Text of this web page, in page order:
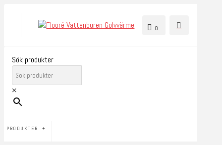
0
Sök produkter
×
PRODUKTER